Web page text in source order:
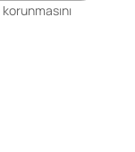
korunmasını